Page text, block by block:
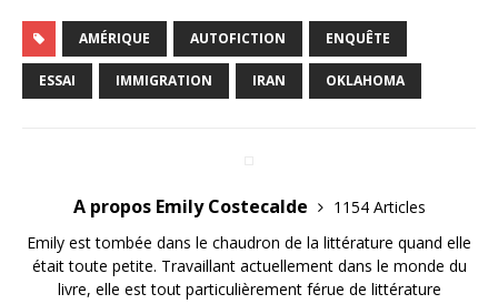
AMÉRIQUE AUTOFICTION ENQUÊTE
ESSAI IMMIGRATION IRAN OKLAHOMA
A propos Emily Costecalde
1154 Articles
Emily est tombée dans le chaudron de la littérature quand elle
était toute petite. Travaillant actuellement dans le monde du
livre, elle est tout particulièrement férue de littérature